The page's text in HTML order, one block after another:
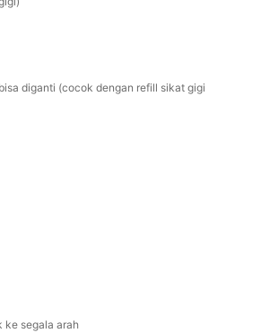
diganti (cocok dengan refill sikat gigi
ke segala arah